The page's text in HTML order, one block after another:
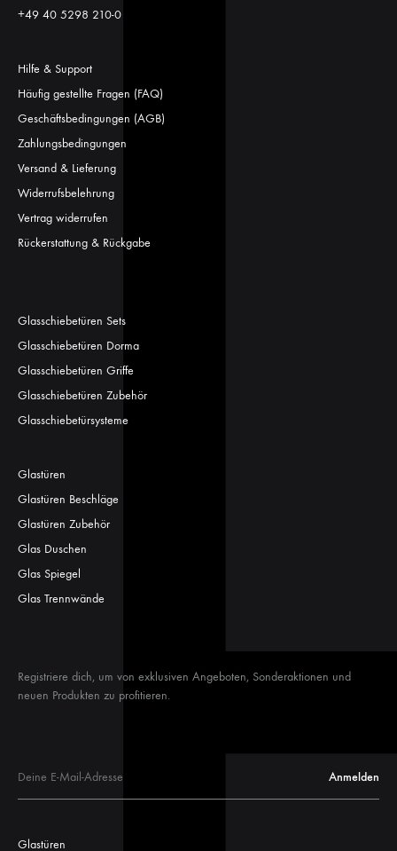
+49 40 5298 210-0
Hilfe & Support
Häufig gestellte Fragen (FAQ)
Geschäftsbedingungen (AGB)
Zahlungsbedingungen
Versand & Lieferung
Widerrufsbelehrung
Vertrag widerrufen
Rückerstattung & Rückgabe
Glasschiebetüren Sets
Glasschiebetüren Dorma
Glasschiebetüren Griffe
Glasschiebetüren Zubehör
Glasschiebetürsysteme
Glastüren
Glastüren Beschläge
Glastüren Zubehör
Glas Duschen
Glas Spiegel
Glas Trennwände
Registriere dich, um von exklusiven Angeboten, Sonderaktionen und
neuen Produkten zu profitieren.
Glastüren